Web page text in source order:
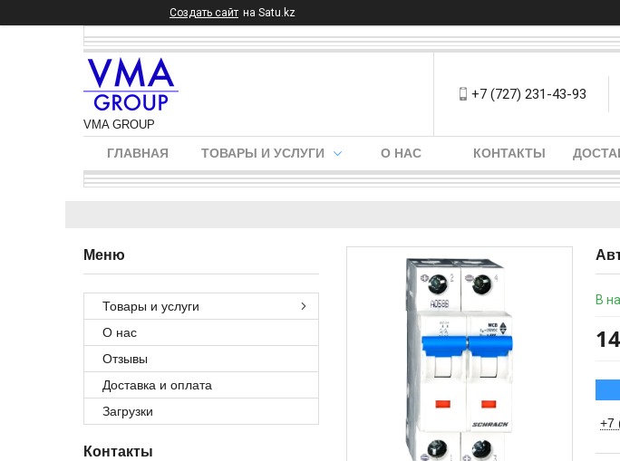
Создать сайт на Satu.kz
VMA GROUP
+7 (727) 231-43-93
ГЛАВНАЯ ТОВАРЫ И УСЛУГИ О НАС КОНТАКТЫ
В
+7
Товары и услуги
О нас
Отзывы
Доставка и оплата
Загрузки
Контакты